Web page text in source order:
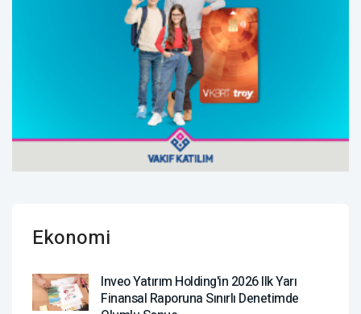
Ekonomi
Inveo Yatırım Holding'in 2026 Ilk Yarı
Finansal Raporuna Sınırlı Denetimde